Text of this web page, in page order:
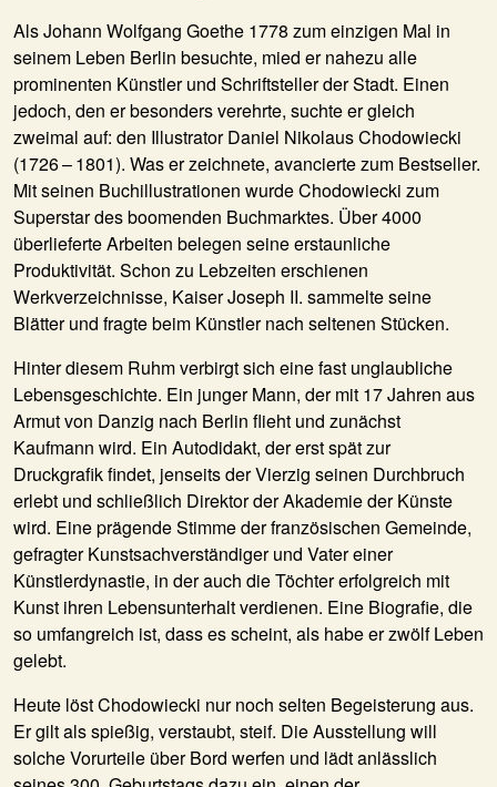
Als Johann Wolfgang Goethe 1778 zum einzigen Mal in
seinem Leben Berlin besuchte, mied er nahezu alle
prominenten Künstler und Schriftsteller der Stadt. Einen
jedoch, den er besonders verehrte, suchte er gleich
zweimal auf: den Illustrator Daniel Nikolaus Chodowiecki
(1726 – 1801). Was er zeichnete, avancierte zum Bestseller.
Mit seinen Buchillustrationen wurde Chodowiecki zum
Superstar des boomenden Buchmarktes. Über 4000
überlieferte Arbeiten belegen seine erstaunliche
Produktivität. Schon zu Lebzeiten erschienen
Werkverzeichnisse, Kaiser Joseph II. sammelte seine
Blätter und fragte beim Künstler nach seltenen Stücken.
Hinter diesem Ruhm verbirgt sich eine fast unglaubliche
Lebensgeschichte. Ein junger Mann, der mit 17 Jahren aus
Armut von Danzig nach Berlin flieht und zunächst
Kaufmann wird. Ein Autodidakt, der erst spät zur
Druckgrafik findet, jenseits der Vierzig seinen Durchbruch
erlebt und schließlich Direktor der Akademie der Künste
wird. Eine prägende Stimme der französischen Gemeinde,
gefragter Kunstsachverständiger und Vater einer
Künstlerdynastie, in der auch die Töchter erfolgreich mit
Kunst ihren Lebensunterhalt verdienen. Eine Biografie, die
so umfangreich ist, dass es scheint, als habe er zwölf Leben
gelebt.
Heute löst Chodowiecki nur noch selten Begeisterung aus.
Er gilt als spießig, verstaubt, steif. Die Ausstellung will
solche Vorurteile über Bord werfen und lädt anlässlich